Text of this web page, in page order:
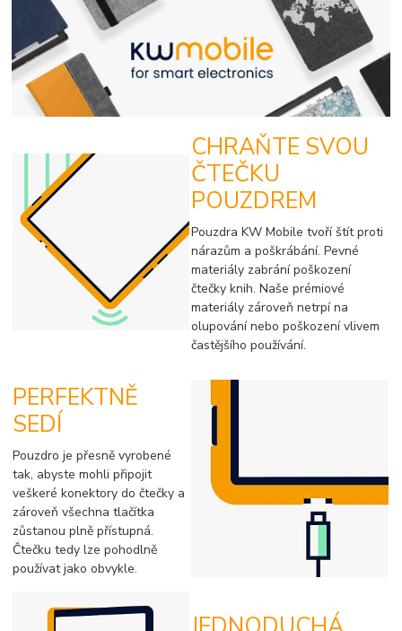
CHRAŇTE SVOU
ČTEČKU
POUZDREM
Pouzdra KW Mobile tvoří štít proti
nárazům a poškrábání. Pevné
materiály zabrání poškození
čtečky knih. Naše prémiové
materiály zároveň netrpí na
olupování nebo poškození vlivem
častějšího používání.
PERFEKTNĚ
SEDÍ
Pouzdro je přesně vyrobené
tak, abyste mohli připojit
veškeré konektory do čtečky a
zároveň všechna tlačítka
zůstanou plně přístupná.
Čtečku tedy lze pohodlně
používat jako obvykle.